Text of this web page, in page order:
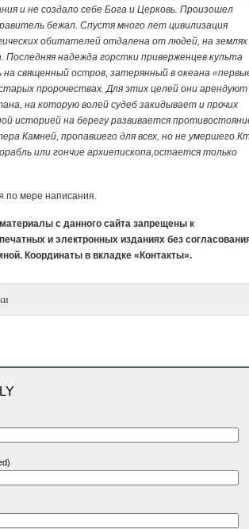
и не создало себе Бога и Церковь. Произошел
бежал. Спустя много лет цивилизация
обитателей отдалена от людей, на землях
Последняя надежда горстки приверженцев культа
священный остров, затерянный в океана
пророчествах. Для этих целей они арендуют
на которую волей судеб закидывает и прочих
историей на берегу развивается
Камней, пропавшего для всех, но не
или гончие архиепископа,остается только
по мере написания.
с данного сайта запрещены к
и электронных изданиях без
Координаты в вкладке «Контакты».